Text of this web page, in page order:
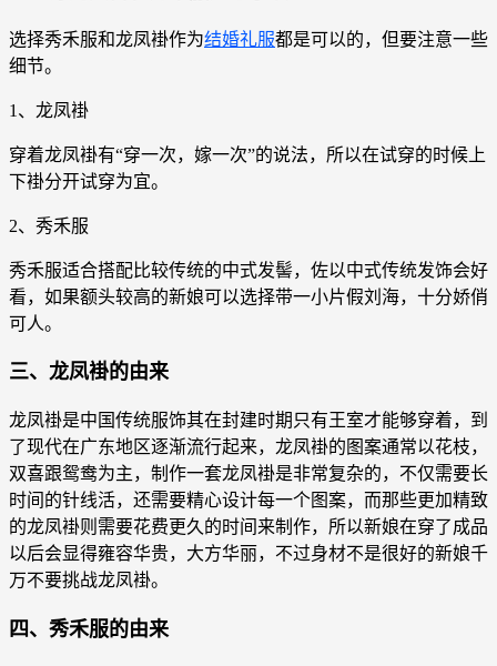
选择秀禾服和龙凤褂作为结婚礼服都是可以的，但要注意一些
细节。
1、龙凤褂
穿着龙凤褂有“穿一次，嫁一次”的说法，所以在试穿的时候上
下褂分开试穿为宜。
2、秀禾服
秀禾服适合搭配比较传统的中式发髻，佐以中式传统发饰会好
看，如果额头较高的新娘可以选择带一小片假刘海，十分娇俏
可人。
三、龙凤褂的由来
龙凤褂是中国传统服饰其在封建时期只有王室才能够穿着，到
了现代在广东地区逐渐流行起来，龙凤褂的图案通常以花枝，
双喜跟鸳鸯为主，制作一套龙凤褂是非常复杂的，不仅需要长
时间的针线活，还需要精心设计每一个图案，而那些更加精致
的龙凤褂则需要花费更久的时间来制作，所以新娘在穿了成品
以后会显得雍容华贵，大方华丽，不过身材不是很好的新娘千
万不要挑战龙凤褂。
四、秀禾服的由来